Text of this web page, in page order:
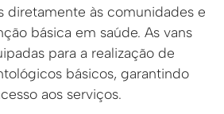
diretamente às comunidades e
básica em saúde. As vans
para a realização de
básicos, garantindo
aos serviços.